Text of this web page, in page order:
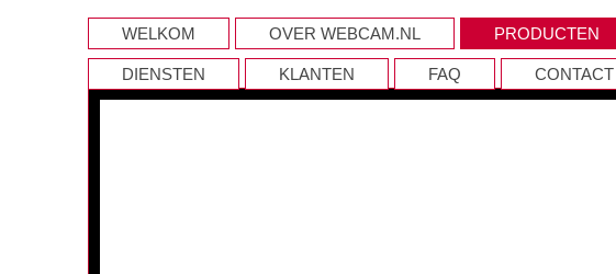
WELKOM OVER WEBCAM.NL PRODUCTEN
DIENSTEN KLANTEN FAQ CONTACT